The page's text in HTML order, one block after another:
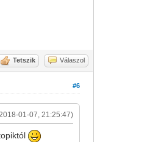
Tetszik Válaszol
#6
01-07, 21:25:47)